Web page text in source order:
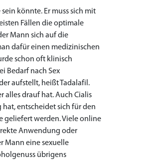
könnte. Er muss sich mit
Fällen die optimale
Mann sich auf die
dafür einen medizinischen
schon oft klinisch
Bedarf nach Sex
aufstellt, heißt Tadalafil.
alles drauf hat. Auch Cialis
entscheidet sich für den
geliefert werden. Viele online
Anwendung oder
Mann eine sexuelle
übrigens